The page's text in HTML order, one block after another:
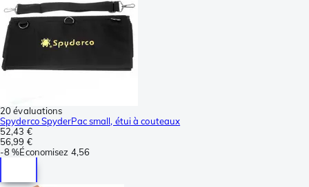
20 évaluations
Spyderco SpyderPac small, étui à couteaux
52,43 €
56,99 €
-8 %Économisez 4,56